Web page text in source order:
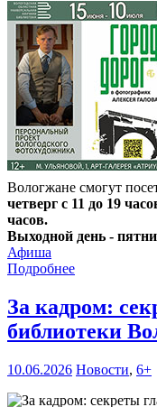
Вологжане смогут
четверг с 11 до 19
часов.
Выходной день -
Афиша
Подробнее
За кадром:
библиотеки
10.06.2026 Новости, 6+